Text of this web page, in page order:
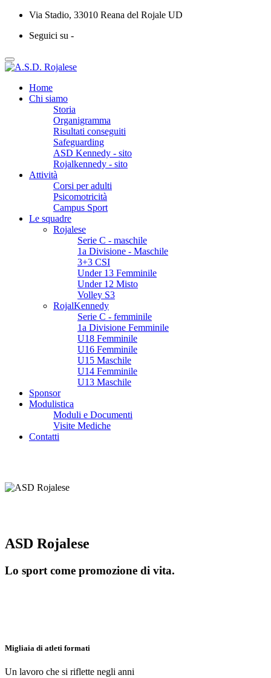
Via Stadio, 33010 Reana del Rojale UD
Seguici su -
Home
Chi siamo
Storia
Organigramma
Risultati conseguiti
Safeguarding
ASD Kennedy - sito
Rojalkennedy - sito
Attività
Corsi per adulti
Psicomotricità
Campus Sport
Le squadre
Rojalese
Serie C - maschile
1a Divisione - Maschile
3+3 CSI
Under 13 Femminile
Under 12 Misto
Volley S3
RojalKennedy
Serie C - femminile
1a Divisione Femminile
U18 Femminile
U16 Femminile
U15 Maschile
U14 Femminile
U13 Maschile
Sponsor
Modulistica
Moduli e Documenti
Visite Mediche
Contatti
ASD Rojalese
Lo sport come promozione di vita.
Migliaia di atleti formati
Un lavoro che si riflette negli anni